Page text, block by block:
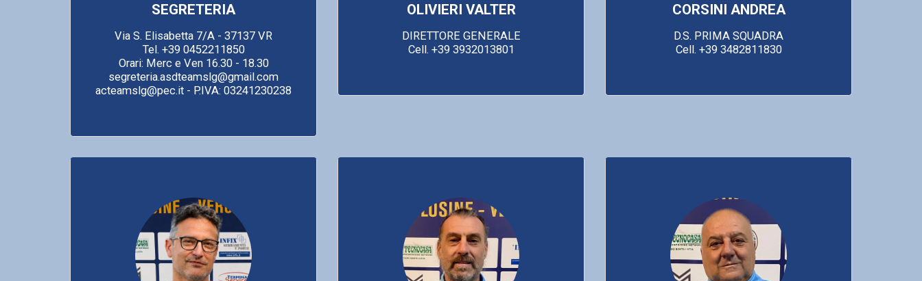
SEGRETERIA
Via S. Elisabetta 7/A - 37137 VR
Tel. +39 0452211850
Orari: Merc e Ven 16.30 - 18.30
segreteria.asdteamslg@gmail.com
acteamslg@pec.it - P.IVA: 03241230238
OLIVIERI VALTER
DIRETTORE GENERALE
Cell. +39 3932013801
CORSINI ANDREA
D.S. PRIMA SQUADRA
Cell. +39 3482811830